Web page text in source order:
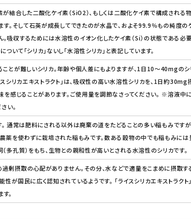
結合した二酸化ケイ素（SiO2）、もしくは二酸化ケイ素で構成される
す。そして石英が成長してできたのが水晶で、およそ99.9％もの純度の
吸収するためには水溶性のイオン化したケイ素（Si）の状態である
て「シリカ」ないし「水溶性シリカ」と表記しています。
とが難しいシリカ。年齢や個人差にもよりますが、1日10～40mgの
リカエキストラクト」は、吸収性の高い水溶性シリカを、1日約30mg
感じることがあります。ご使用量を調節なさってください。 ※溶液中
い。
常は肥料にされる以外は廃棄の道をたどることの多い稲もみですが
薬を使わずに栽培された稲もみです。数ある穀物の中でも稲もみには
多孔質）をもち、生物との親和性が高いとされる水溶性のシリカです。
摂取の心配がありません。その分、水などで適量をこまめに摂取す
が国民に広く認知されているようです。 「ライスシリカエキストラク
。